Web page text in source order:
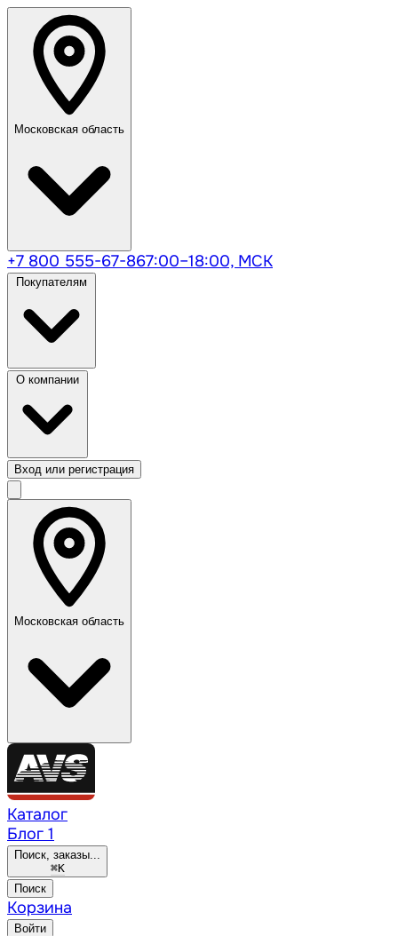
Московская область
+7 800 555-67-867:00–18:00, МСК
Вход или регистрация
Московская область
Каталог
Блог 1
Поиск, заказы...
⌘K
Поиск
Корзина
Войти